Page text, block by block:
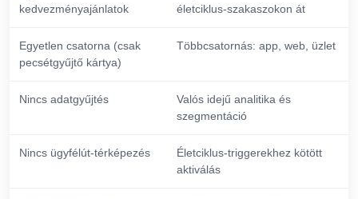
kedvezményajánlatok
életciklus-szakaszokon át
Egyetlen csatorna (csak
pecsétgyűjtő kártya)
Többcsatornás: app, web, üzlet
Nincs adatgyűjtés
Valós idejű analitika és
szegmentáció
Nincs ügyfélút-térképezés
Életciklus-triggerekhez kötött
aktiválás